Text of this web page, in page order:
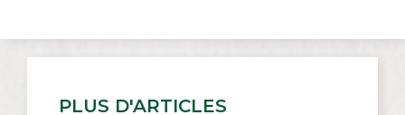
PLUS D'ARTICLES